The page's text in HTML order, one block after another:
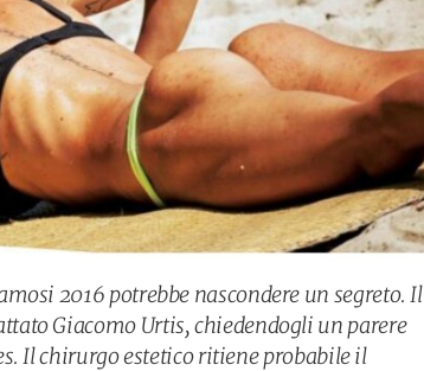
2016 potrebbe nascondere un segreto. Il
Giacomo Urtis, chiedendogli un parere
Il chirurgo estetico ritiene probabile il